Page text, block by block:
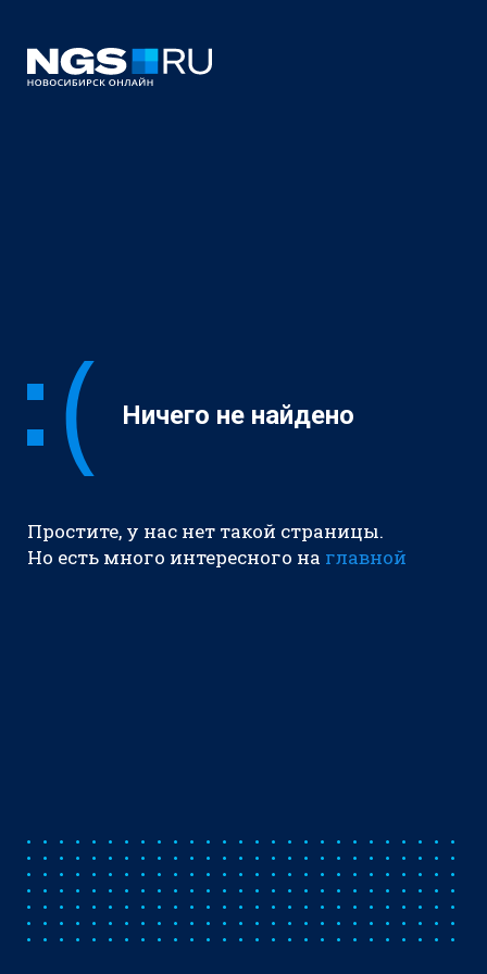
Ничего не найдено
Простите, у нас нет такой страницы.
Но есть много интересного на главной